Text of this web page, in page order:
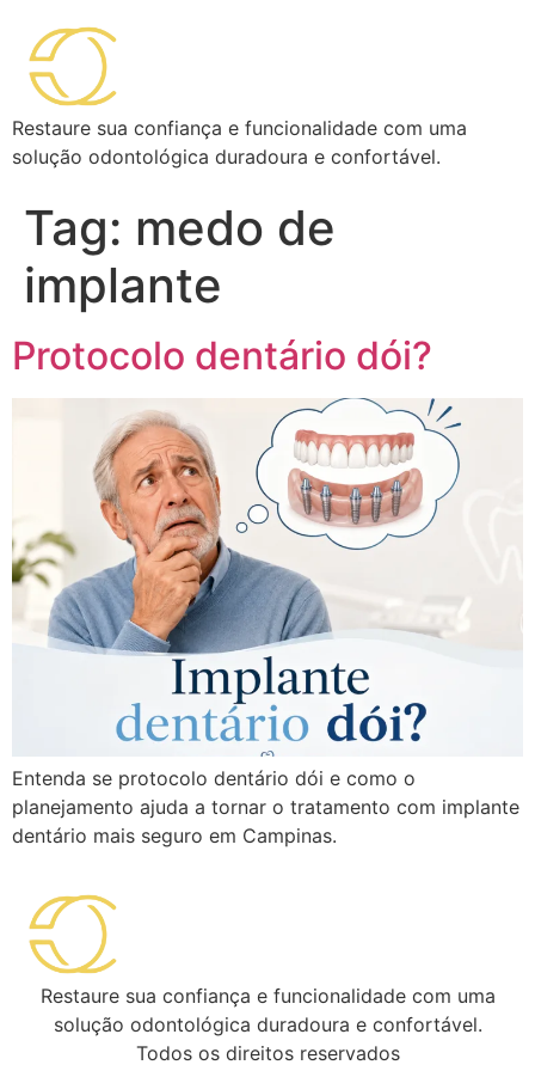
Restaure sua confiança e funcionalidade com uma
solução odontológica duradoura e confortável.
Tag: medo de
implante
Protocolo dentário dói?
Entenda se protocolo dentário dói e como o
planejamento ajuda a tornar o tratamento com implante
dentário mais seguro em Campinas.
Restaure sua confiança e funcionalidade com uma
solução odontológica duradoura e confortável.
Todos os direitos reservados